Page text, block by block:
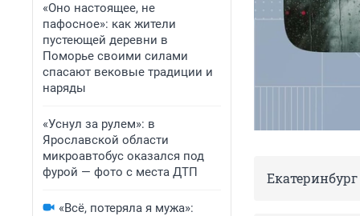
«Оно настоящее, не
пафосное»: как жители
пустеющей деревни в
Поморье своими силами
спасают вековые традиции и
наряды
«Уснул за рулем»: в
Ярославской области
микроавтобус оказался под
фурой — фото с места ДТП
«Всё, потеряла я мужа»:
Екатеринбург